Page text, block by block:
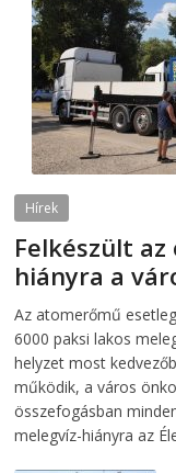
Hírek
Felkészült
hiányra a
Az atomerőmű
6000 paksi lakos
helyzet most
működik, a város
összefogásban
melegvíz-hiányra az